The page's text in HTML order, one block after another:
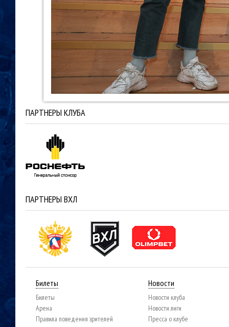
ПАРТНЕРЫ КЛУБА
ПАРТНЕРЫ ВХЛ
Билеты
Билеты
Арена
Правила поведения зрителей
Новости
Новости клуба
Новости лиги
Пресса о клубе